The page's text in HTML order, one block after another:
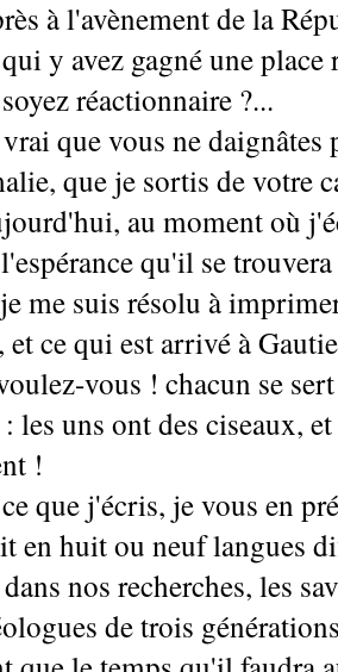
à l'avènement de la
y avez gagné une
réactionnaire ?...
que vous ne
que je sortis de votre
au moment où
qu'il se
me suis résolu à
et ce qui est arrivé à
vous ! chacun se
les uns ont des ciseaux,
!
que j'écris, je vous en
en huit ou neuf langues
nos recherches, les
de trois